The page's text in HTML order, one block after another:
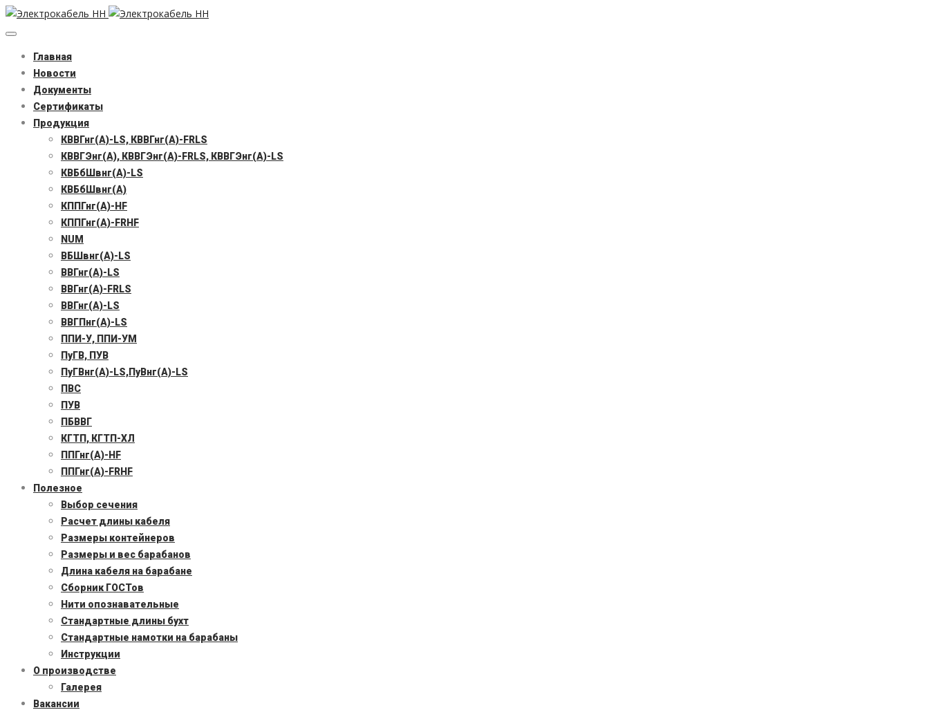
Главная
Новости
Документы
Сертификаты
Продукция
КВВГнг(А)-LS, КВВГнг(А)-FRLS
КВВГЭнг(А), КВВГЭнг(А)-FRLS, КВВГЭнг(А)-LS
КВБбШвнг(А)-LS
КВБбШвнг(А)
КППГнг(А)-HF
КППГнг(А)-FRHF
NUM
ВБШвнг(А)-LS
ВВГнг(А)-LS
ВВГнг(А)-FRLS
ВВГнг(А)-LS
ВВГПнг(А)-LS
ППИ-У, ППИ-УМ
ПуГВ, ПУВ
ПуГВнг(А)-LS,ПуВнг(А)-LS
ПВС
ПУВ
ПБВВГ
КГТП, КГТП-ХЛ
ППГнг(А)-HF
ППГнг(А)-FRHF
Полезное
Выбор сечения
Расчет длины кабеля
Размеры контейнеров
Размеры и вес барабанов
Длина кабеля на барабане
Сборник ГОСТов
Нити опознавательные
Стандартные длины бухт
Стандартные намотки на барабаны
Инструкции
О производстве
Галерея
Вакансии